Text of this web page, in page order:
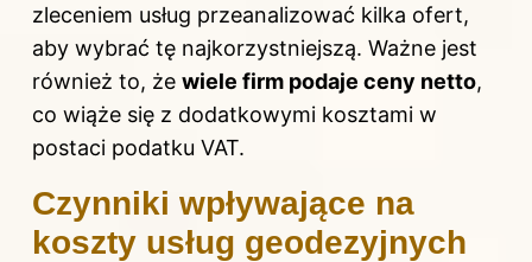
zleceniem usług przeanalizować kilka ofert,
aby wybrać tę najkorzystniejszą. Ważne jest
również to, że wiele firm podaje ceny netto,
co wiąże się z dodatkowymi kosztami w
postaci podatku VAT.
Czynniki wpływające na
koszty usług geodezyjnych